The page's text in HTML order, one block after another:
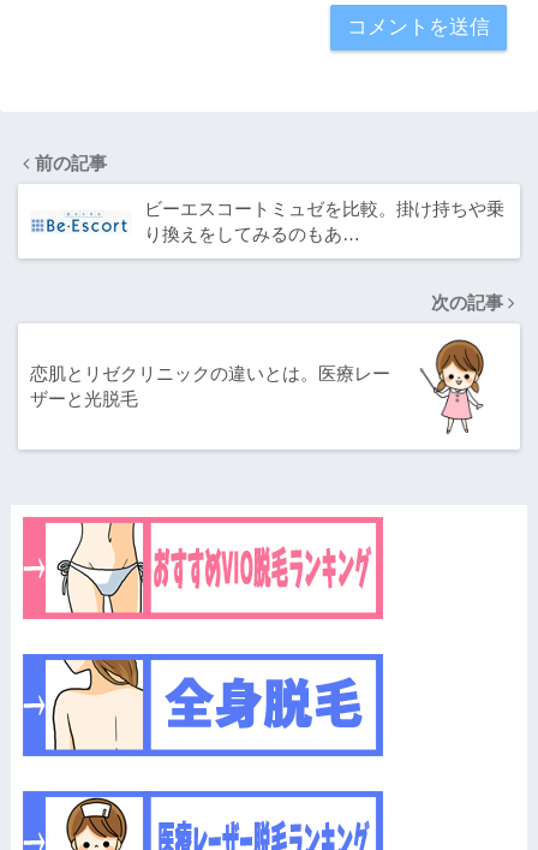
前の記事
ビーエスコートミュゼを比較。掛け持ちや乗
り換えをしてみるのもあ…
次の記事
恋肌とリゼクリニックの違いとは。医療レー
ザーと光脱毛